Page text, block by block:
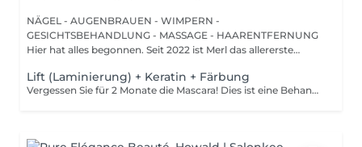
NÄGEL - AUGENBRAUEN - WIMPERN -
GESICHTSBEHANDLUNG - MASSAGE - HAARENTFERNUNG
Hier hat alles begonnen. Seit 2022 ist Merl das allererste
Lift (Laminierung) + Keratin + Färbung
Vergessen Sie für 2 Monate die Mascara! Dies ist eine Behandlung, bei der Ihre natürlichen Wimpern angehoben und gekräuselt werden, um sie länger aussehen zu lassen und ihnen eine attraktive Form zu verleihen, die Ihre Augen öffnet. Wie wird die Wimpernlaminierung durchgeführt? - Wimpern werden gewaschen - Augenpads werden platziert - Silikonstäbchen werden platziert - Permanentlösung wird aufgetragen - Liftinglösung verbleibt etwa 15 Minuten auf den Wimpern - Neutralisierungslösung wird aufgetragen, um die Disulfid-Wimpernbindungen wiederherzustellen - Henna oder Farbe wird aufgetragen - Keratin (Serum wird aufgetragen, um die Wimpern hydratisiert und gesund zu halten) - Silikonstäbchen werden entfernt Altersbeschränkungen: empfohlenes Mindestalter ab 14 Jahren. Empfehlungen nach dem Eingriff: die Wimpern 24 Stunden nach dem Eingriff nicht waschen. Frequenz: einmal in 8 Wochen.